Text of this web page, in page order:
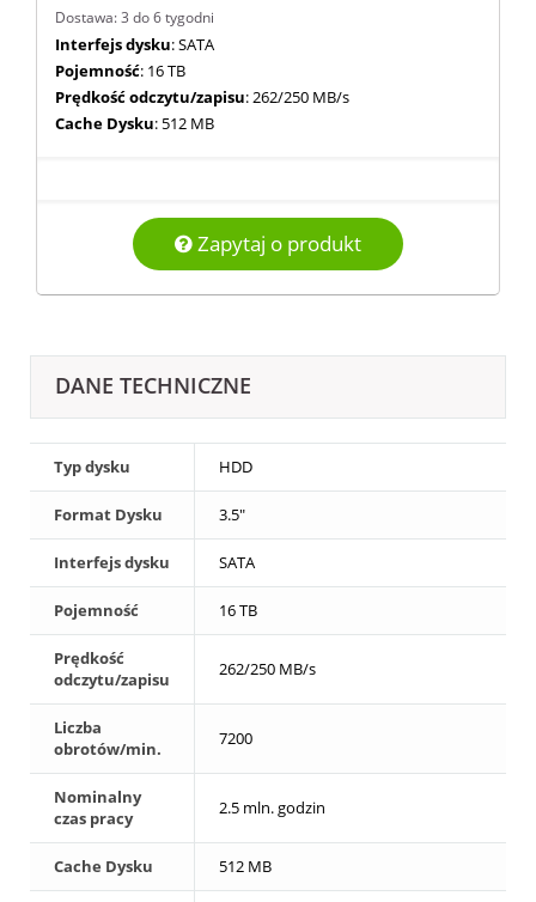
Dostawa: 3 do 6 tygodni
Interfejs dysku: SATA
Pojemność: 16 TB
Prędkość odczytu/zapisu: 262/250 MB/s
Cache Dysku: 512 MB
Zapytaj o produkt
DANE TECHNICZNE
Typ dysku HDD
Format Dysku 3.5"
Interfejs dysku SATA
Pojemność 16 TB
Prędkość
odczytu/zapisu
262/250 MB/s
Liczba
obrotów/min.
7200
Nominalny
czas pracy
2.5 mln. godzin
Cache Dysku 512 MB